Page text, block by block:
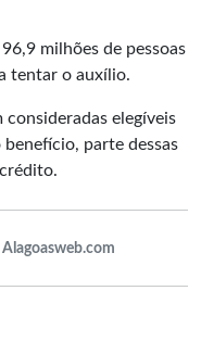
milhões de pessoas
tentar o auxílio.
consideradas elegíveis
parte dessas
Alagoasweb.com